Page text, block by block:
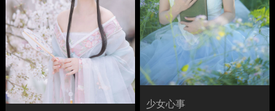
少女心事